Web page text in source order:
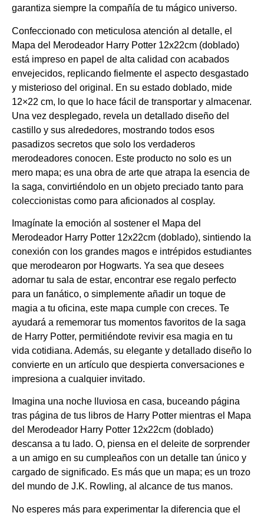
garantiza siempre la compañía de tu mágico universo.
Confeccionado con meticulosa atención al detalle, el
Mapa del Merodeador Harry Potter 12x22cm (doblado)
está impreso en papel de alta calidad con acabados
envejecidos, replicando fielmente el aspecto desgastado
y misterioso del original. En su estado doblado, mide
12×22 cm, lo que lo hace fácil de transportar y almacenar.
Una vez desplegado, revela un detallado diseño del
castillo y sus alrededores, mostrando todos esos
pasadizos secretos que solo los verdaderos
merodeadores conocen. Este producto no solo es un
mero mapa; es una obra de arte que atrapa la esencia de
la saga, convirtiéndolo en un objeto preciado tanto para
coleccionistas como para aficionados al cosplay.
Imagínate la emoción al sostener el Mapa del
Merodeador Harry Potter 12x22cm (doblado), sintiendo la
conexión con los grandes magos e intrépidos estudiantes
que merodearon por Hogwarts. Ya sea que desees
adornar tu sala de estar, encontrar ese regalo perfecto
para un fanático, o simplemente añadir un toque de
magia a tu oficina, este mapa cumple con creces. Te
ayudará a rememorar tus momentos favoritos de la saga
de Harry Potter, permitiéndote revivir esa magia en tu
vida cotidiana. Además, su elegante y detallado diseño lo
convierte en un artículo que despierta conversaciones e
impresiona a cualquier invitado.
Imagina una noche lluviosa en casa, buceando página
tras página de tus libros de Harry Potter mientras el Mapa
del Merodeador Harry Potter 12x22cm (doblado)
descansa a tu lado. O, piensa en el deleite de sorprender
a un amigo en su cumpleaños con un detalle tan único y
cargado de significado. Es más que un mapa; es un trozo
del mundo de J.K. Rowling, al alcance de tus manos.
No esperes más para experimentar la diferencia que el